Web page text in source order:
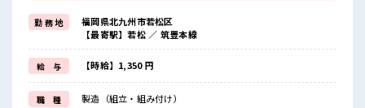
≪週休2日制≫
週末は家族や友人と一緒にプライベート満喫！
≪髪色自由で自分らしく働く≫
明るすぎたり奇抜でなければ基本的に自由！
(規定有)≪動きやすい制服アリ≫
制服があるので、
毎日の服装の悩み解消♪
≪未経験OKの仕事≫
勤 務 地
福岡県北九州市若松区
【最寄駅】若松 ／ 筑豊本線
給 与 【時給】1,350 円
職 種 製造（組立・組み付け）